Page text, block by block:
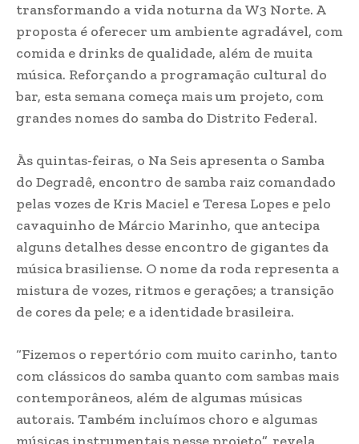
transformando a vida noturna da W3 Norte. A
proposta é oferecer um ambiente agradável, com
comida e drinks de qualidade, além de muita
música. Reforçando a programação cultural do
bar, esta semana começa mais um projeto, com
grandes nomes do samba do Distrito Federal.
Às quintas-feiras, o Na Seis apresenta o Samba
do Degradê, encontro de samba raiz comandado
pelas vozes de Kris Maciel e Teresa Lopes e pelo
cavaquinho de Márcio Marinho, que antecipa
alguns detalhes desse encontro de gigantes da
música brasiliense. O nome da roda representa a
mistura de vozes, ritmos e gerações; a transição
de cores da pele; e a identidade brasileira.
“Fizemos o repertório com muito carinho, tanto
com clássicos do samba quanto com sambas mais
contemporâneos, além de algumas músicas
autorais. Também incluímos choro e algumas